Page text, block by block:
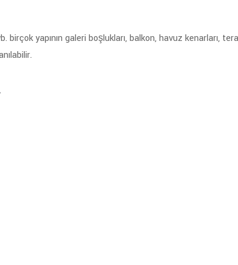
yapının galeri boşlukları, balkon, havuz kenarları,